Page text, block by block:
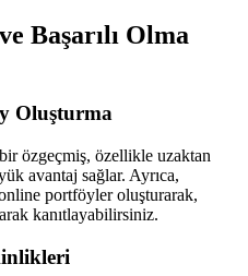
Başarılı Olma
Oluşturma
özgeçmiş, özellikle uzaktan
avantaj sağlar. Ayrıca,
portföyler oluşturarak,
kanıtlayabilirsiniz.